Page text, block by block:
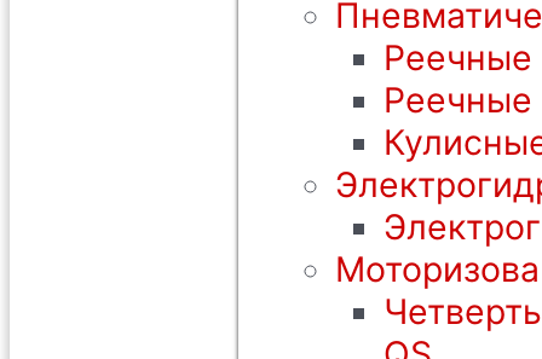
Реечные
Реечные